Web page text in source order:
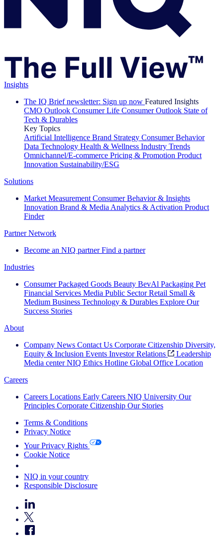
Insights
The IQ Brief newsletter: Sign up now Featured Insights
CMO Outlook Consumer Life Consumer Outlook State of
Tech & Durables
Key Topics
Artificial Intelligence Brand Strategy Consumer Behavior
Data Technology Health & Wellness Industry Trends
Omnichannel/E-commerce Pricing & Promotion Product
Innovation Sustainability/ESG
Solutions
Market Measurement Consumer Behavior & Insights
Innovation Brand & Media Analytics & Activation Product
Finder
Partner Network
Become an NIQ partner Find a partner
Industries
Consumer Packaged Goods Beauty BevAl Packaging Pet
Financial Services Media Public Sector Retail Small &
Medium Business Technology & Durables Explore Our
Success Stories
About
Company News Contact Us Corporate Citizenship Diversity,
Equity & Inclusion Events Investor Relations
Leadership
Media center NIQ Ethics Hotline Global Office Location
Careers
Careers Locations Early Careers NIQ University Our
Principles Corporate Citizenship Our Stories
Terms & Conditions
Privacy Notice
Your Privacy Rights
Cookie Notice
NIQ in your country
Responsible Disclosure